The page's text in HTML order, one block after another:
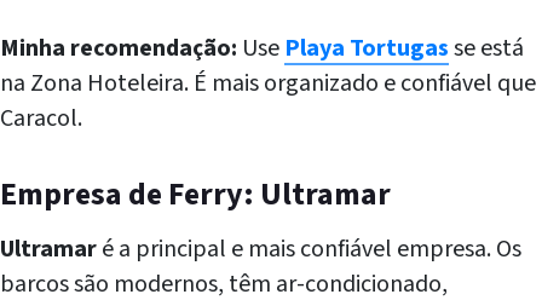
Minha recomendação: Use Playa Tortugasse está
na Zona Hoteleira. É mais organizado e confiável que
Caracol.
Empresa de Ferry: Ultramar
Ultramaré a principal e mais confiável empresa. Os
barcos são modernos, têm ar-condicionado,